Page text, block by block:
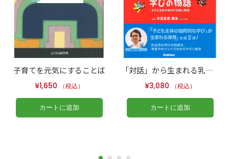
子育てを元気にすることば
¥1,650 （税込）
カートに追加
「対話」から生まれる乳幼児の学びの物語
¥3,080 （税込）
カートに追加